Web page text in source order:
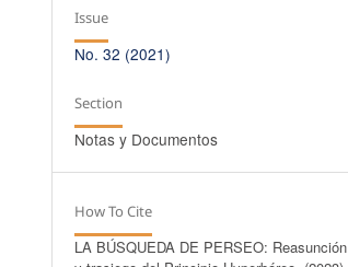
Issue
No. 32 (2021)
Section
Notas y Documentos
How To Cite
LA BÚSQUEDA DE PERSEO: Reasunción